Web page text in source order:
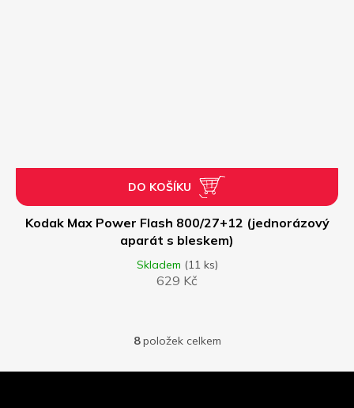
Kodak Max Power Flash 800/27+12 (jednorázový
aparát s bleskem)
Skladem (11 ks)
629 Kč
DO KOŠÍKU
O
l
8položek celkem